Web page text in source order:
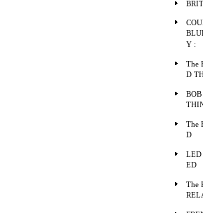
Y :
The
D
The
D
LED
ED
The